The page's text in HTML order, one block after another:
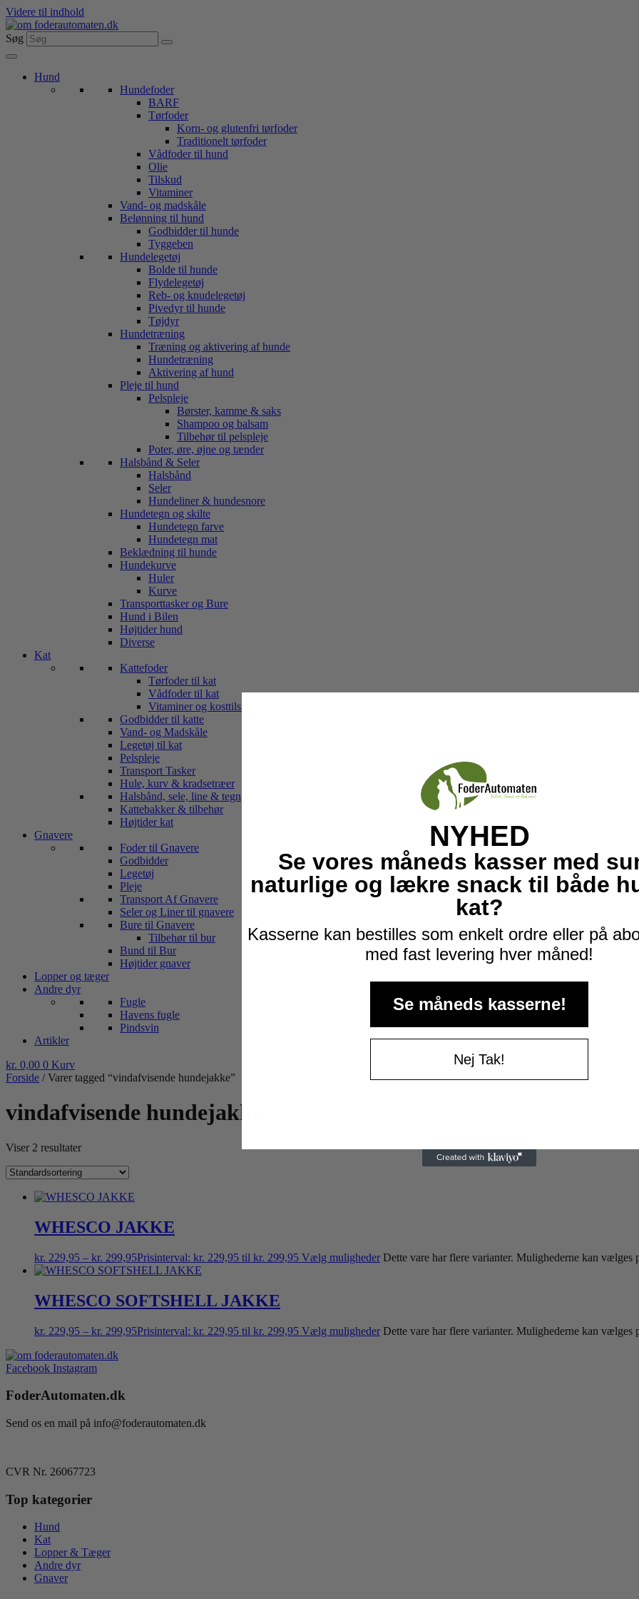
Videre til indhold
Søg
Hund
Hundefoder
BARF
Tørfoder
Korn- og glutenfri tørfoder
Traditionelt tørfoder
Vådfoder til hund
Olie
Tilskud
Vitaminer
Vand- og madskåle
Belønning til hund
Godbidder til hunde
Tyggeben
Hundelegetøj
Bolde til hunde
Flydelegetøj
Reb- og knudelegetøj
Pivedyr til hunde
Tøjdyr
Hundetræning
Træning og aktivering af hunde
Hundetræning
Aktivering af hund
Pleje til hund
Pelspleje
Børster, kamme & saks
Shampoo og balsam
Tilbehør til pelspleje
Poter, øre, øjne og tænder
Halsbånd & Seler
Halsbånd
Seler
Hundeliner & hundesnore
Hundetegn og skilte
Hundetegn farve
Hundetegn mat
Beklædning til hunde
Hundekurve
Huler
Kurve
Transporttasker og Bure
Hund i Bilen
Højtider hund
Diverse
Kat
Kattefoder
Tørfoder til kat
Vådfoder til kat
Vitaminer og kosttilskud
Godbidder til katte
Vand- og Madskåle
Legetøj til kat
Pelspleje
Transport Tasker
Hule, kurv & kradsetræer
Halsbånd, sele, line & tegn
Kattebakker & tilbehør
Højtider kat
Gnavere
Foder til Gnavere
Godbidder
Legetøj
Pleje
Transport Af Gnavere
Seler og Liner til gnavere
Bure til Gnavere
Tilbehør til bur
Bund til Bur
Højtider gnaver
Lopper og tæger
Andre dyr
Fugle
Havens fugle
Pindsvin
Artikler
kr. 0,00 0 Kurv
Forside / Varer tagged “vindafvisende hundejakke”
vindafvisende hundejakke
Viser 2 resultater
WHESCO JAKKE
kr. 229,95 – kr. 299,95Prisinterval: kr. 229,95 til kr. 299,95 Vælg muligheder Dette vare har flere varianter. Mulighederne kan vælges
WHESCO SOFTSHELL JAKKE
kr. 229,95 – kr. 299,95Prisinterval: kr. 229,95 til kr. 299,95 Vælg muligheder Dette vare har flere varianter. Mulighederne kan vælges
Facebook Instagram
FoderAutomaten.dk
Send os en mail på info@foderautomaten.dk
CVR Nr. 26067723
Top kategorier
Hund
Kat
Lopper & Tæger
Andre dyr
Gnaver
NYHED
Se vores måneds kasser med
naturlige og lækre snack til både
kat?
Kasserne kan bestilles som enkelt ordre eller på
med fast levering hver måned!
Se måneds kasserne!
Nej Tak!